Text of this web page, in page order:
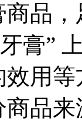
商品
膏”
用
品